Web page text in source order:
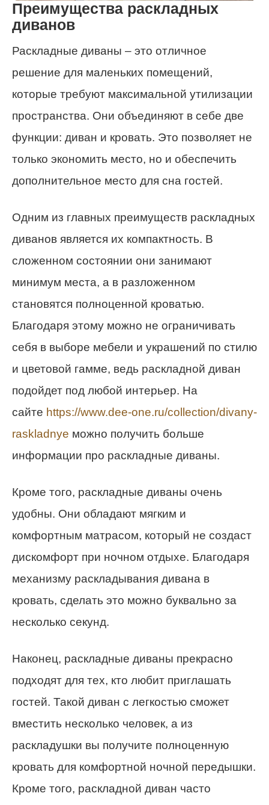
Преимущества раскладных
диванов
Раскладные диваны – это отличное
решение для маленьких помещений,
которые требуют максимальной утилизации
пространства. Они объединяют в себе две
функции: диван и кровать. Это позволяет не
только экономить место, но и обеспечить
дополнительное место для сна гостей.
Одним из главных преимуществ раскладных
диванов является их компактность. В
сложенном состоянии они занимают
минимум места, а в разложенном
становятся полноценной кроватью.
Благодаря этому можно не ограничивать
себя в выборе мебели и украшений по стилю
и цветовой гамме, ведь раскладной диван
подойдет под любой интерьер. На
сайте https://www.dee-one.ru/collection/divany-
raskladnye можно получить больше
информации про раскладные диваны.
Кроме того, раскладные диваны очень
удобны. Они обладают мягким и
комфортным матрасом, который не создаст
дискомфорт при ночном отдыхе. Благодаря
механизму раскладывания дивана в
кровать, сделать это можно буквально за
несколько секунд.
Наконец, раскладные диваны прекрасно
подходят для тех, кто любит приглашать
гостей. Такой диван с легкостью сможет
вместить несколько человек, а из
раскладушки вы получите полноценную
кровать для комфортной ночной передышки.
Кроме того, раскладной диван часто